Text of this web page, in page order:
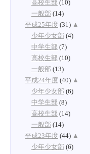
高校生部 (10)
一般部 (14)
平成25年度 (31) ▲
少年少女部 (4)
中学生部 (7)
高校生部 (10)
一般部 (13)
平成24年度 (40) ▲
少年少女部 (6)
中学生部 (8)
高校生部 (14)
一般部 (14)
平成23年度 (44) ▲
少年少女部 (6)